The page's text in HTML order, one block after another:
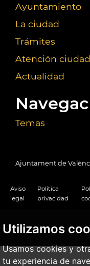
Utilizamos
Usamos cookies y
tu experiencia de
Ayuntamiento
La ciudad
Trámites
Atención
Actualidad
Temas
Ajuntament de
Aviso
legal
Política
privacidad